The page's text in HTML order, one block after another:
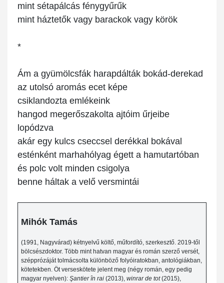
mint sétapálcás fénygyűrűk
mint háztetők vagy barackok vagy körök
*
Ám a gyümölcsfák harapdálták bokád-derekad
az utolsó aromás ecet képe
csiklandozta emlékeink
hangod megerőszakolta ajtóim űrjeibe
lopódzva
akár egy kulcs cseccsel derékkal bokával
esténként marhahólyag égett a hamutartóban
és polc volt minden csigolya
benne háltak a velő versmintái
Mihók Tamás
(1991, Nagyvárad) kétnyelvű költő, műfordító, szerkesztő. 2019-től
bölcsészdoktor. Több mint hatvan magyar és román szerző versét,
szépprózáját tolmácsolta különböző folyóiratokban, antológiákban,
kötetekben. Öt verseskötete jelent meg (négy román, egy pedig
magyar nyelven): Şantier în rai (2013), winrar de tot(2015),